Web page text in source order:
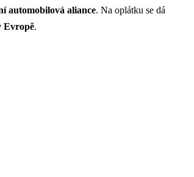
automobilová aliance. Na oplátku se dá
Evropě.